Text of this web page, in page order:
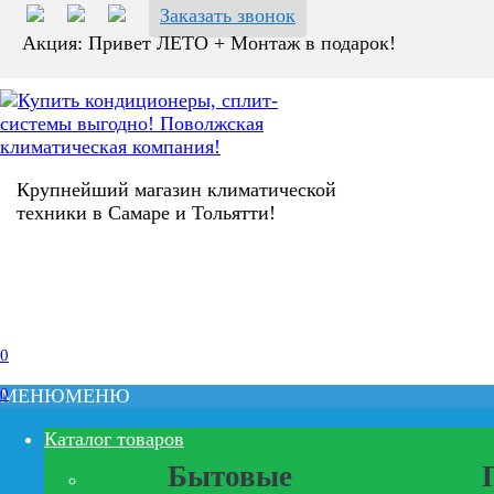
Заказать звонок
Акция: Привет ЛЕТО + Монтаж в подарок!
Крупнейший магазин климатической
техники в Самаре и Тольятти!
0
0
МЕНЮМЕНЮ
Каталог товаров
Бытовые